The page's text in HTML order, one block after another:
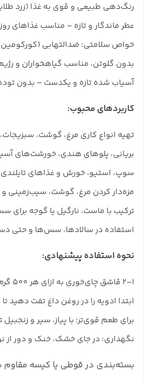
رنگ‌دهی طبیعی و قوی به غذا (زرد
عطر ماندگار و تازه – مناسب غذاهای
خواص سلامتی: ضدالتهابی (کورکومین
بدون گلوتن، مناسب گیاهخواران و
آسیاب شده تازه و یکدست – بدون توده
کاربردهای محبوب:
تهیه انواع کاری مرغ، گوشت،
بریانی، پلوهای هندی، خورشت‌های
سوپ، استیو، خورش و غذاهای
مزه‌دار کردن مرغ، گوشت، سیب‌زمینی
ترکیب با ماست، نارگیل یا گوجه
استفاده در سالادها، سس‌ها و حتی
نحوه استفاده پیشنهادی:
۱–۲ قاشق چای‌خوری به ازای هر ۵۰۰ گرم مواد غذایی (بسته به ذائقه تنظیم کنید).
ابتدا ادویه را در روغن داغ تفت
برای طعم قوی‌تر: با پیاز، سیر و زنجبیل
نگهداری: در جای خشک، خنک و دور از
بسته‌بندی در قوطی یا کیسه مقاوم